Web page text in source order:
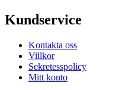
Kundservice
Kontakta oss
Villkor
Sekretesspolicy
Mitt konto